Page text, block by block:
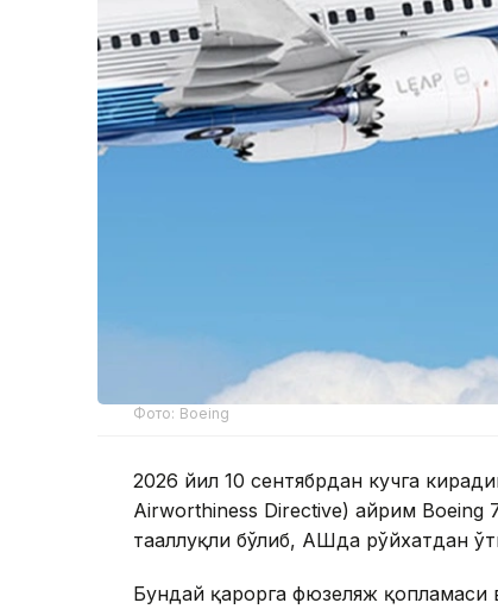
Фото: Boeing
2026 йил 10 сентябрдан кучга
Airworthiness Directive) айрим Boeing
тааллуқли бўлиб, АҚШда рўйхатдан
Бундай қарорга фюзеляж қопламаси